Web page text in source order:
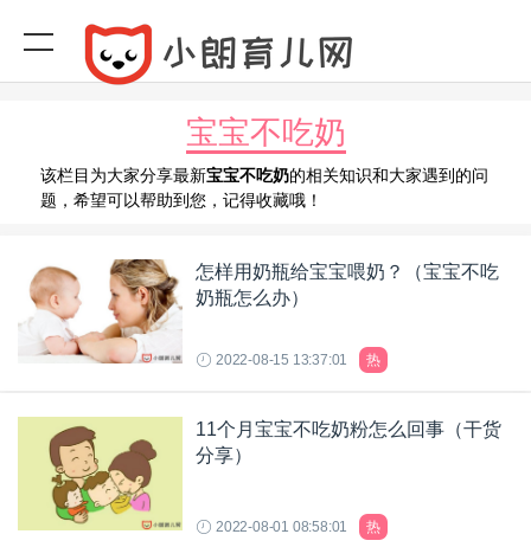
宝宝不吃奶
该栏目为大家分享最新宝宝不吃奶的相关知识和大家遇到的问
题，希望可以帮助到您，记得收藏哦！
怎样用奶瓶给宝宝喂奶？（宝宝不吃
奶瓶怎么办）
2022-08-15 13:37:01 热
11个月宝宝不吃奶粉怎么回事（干货
分享）
2022-08-01 08:58:01 热